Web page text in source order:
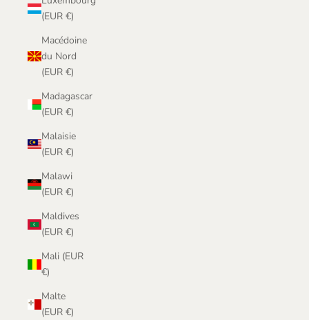
(EUR €)
Macédoine
du Nord
(EUR €)
Madagascar
(EUR €)
Malaisie
(EUR €)
Malawi
(EUR €)
Maldives
(EUR €)
Mali (EUR
€)
Malte
(EUR €)